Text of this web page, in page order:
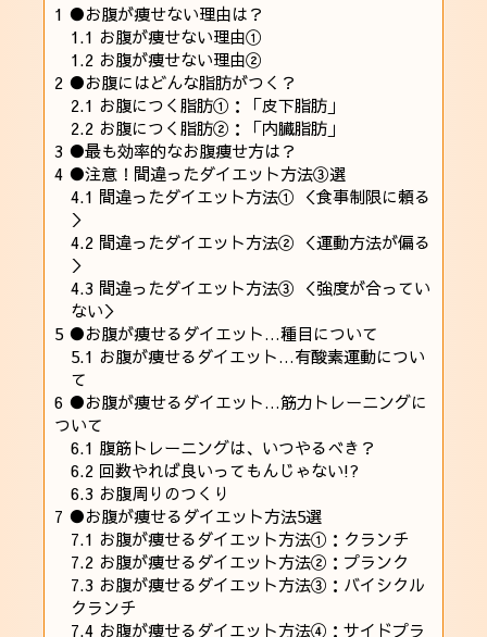
1 ●お腹が痩せない理由は？
1.1 お腹が痩せない理由①
1.2 お腹が痩せない理由②
2 ●お腹にはどんな脂肪がつく？
2.1 お腹につく脂肪①：「皮下脂肪」
2.2 お腹につく脂肪②：「内臓脂肪」
3 ●最も効率的なお腹痩せ方は？
4 ●注意！間違ったダイエット方法③選
4.1 間違ったダイエット方法① ＜食事制限に頼る
＞
4.2 間違ったダイエット方法② ＜運動方法が偏る
＞
4.3 間違ったダイエット方法③ ＜強度が合ってい
ない＞
5 ●お腹が痩せるダイエット…種目について
5.1 お腹が痩せるダイエット…有酸素運動につい
て
6 ●お腹が痩せるダイエット…筋力トレーニングに
ついて
6.1 腹筋トレーニングは、いつやるべき？
6.2 回数やれば良いってもんじゃない!?
6.3 お腹周りのつくり
7 ●お腹が痩せるダイエット方法5選
7.1 お腹が痩せるダイエット方法①：クランチ
7.2 お腹が痩せるダイエット方法②：プランク
7.3 お腹が痩せるダイエット方法③：バイシクル
クランチ
7.4 お腹が痩せるダイエット方法④：サイドプラ